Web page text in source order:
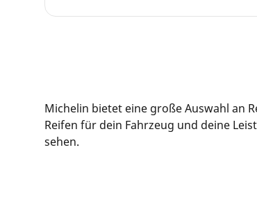
Michelin bietet eine große Auswahl an
Reifen für dein Fahrzeug und deine
sehen.